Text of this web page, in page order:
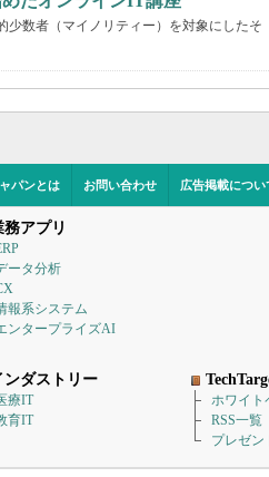
少数者（マイノリティー）を対象にしたそ
パンとは お問い合わせ 広告掲載につい
務アプリ
ータ分析
報系システム
ンタープライズAI
ンダストリー
療IT
育IT
ホワイト
RSS一覧
プレゼン